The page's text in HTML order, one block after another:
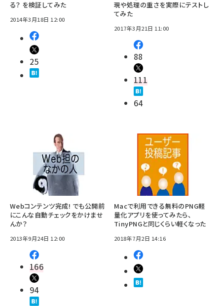
る？ を検証してみた
2014年3月18日 12:00
25
現や処理の重さを実際にテストし
てみた
2017年3月21日 11:00
88
111
64
Webコンテンツ完成! でも公開前
にこんな自動チェックをかけませ
んか？
2013年9月24日 12:00
166
94
Macで利用できる無料のPNG軽
量化アプリを使ってみたら、
TinyPNGと同じくらい軽くなった
2018年7月2日 14:16